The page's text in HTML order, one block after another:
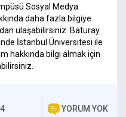
Sosyal Medya
daha fazla bilgiye
ulaşabilirsiniz. Baturay
İstanbul Üniversitesi ile
hakkında bilgi almak için
YORUM YOK